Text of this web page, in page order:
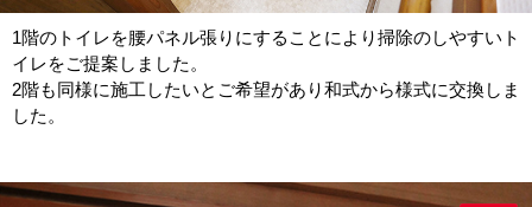
1階のトイレを腰パネル張りにすることにより掃除のしやすいト
イレをご提案しました。
2階も同様に施工したいとご希望があり和式から様式に交換しま
した。